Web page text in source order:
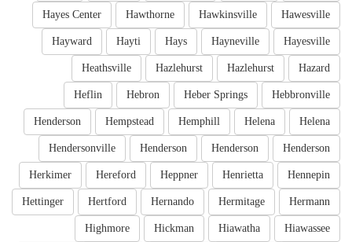
Hawesville
Hawkinsville
Hawthorne
Hayes Center
Hayesville
Hayneville
Hays
Hayti
Hayward
Hazard
Hazlehurst
Hazlehurst
Heathsville
Hebbronville
Heber Springs
Hebron
Heflin
Helena
Helena
Hemphill
Hempstead
Henderson
Henderson
Henderson
Henderson
Hendersonville
Hennepin
Henrietta
Heppner
Hereford
Herkimer
Hermann
Hermitage
Hernando
Hertford
Hettinger
Hiawassee
Hiawatha
Hickman
Highmore